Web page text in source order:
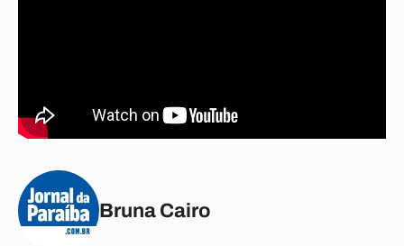
Bruna Cairo